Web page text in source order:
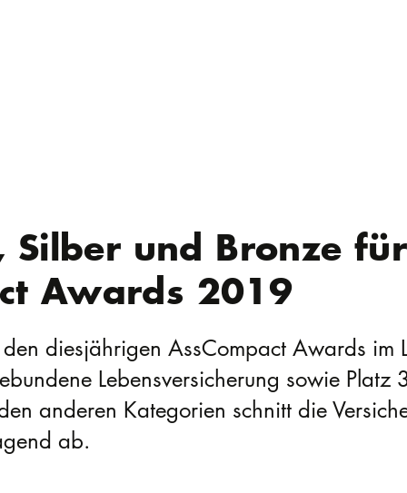
und Bronze
Awards 2019
diesjährigen AssCompact Awards im
Lebensversicherung sowie Platz
anderen Kategorien schnitt die
ab.